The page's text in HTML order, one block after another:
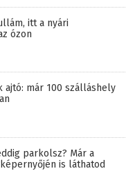
itt a nyári
ózon
ajtó: már 100 szálláshely
parkolsz? Már a
is láthatod